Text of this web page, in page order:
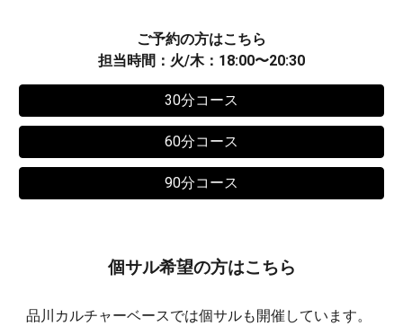
ご予約の方はこちら
担当時間：火/木：18:00〜20:30
30分コース
60分コース
90分コース
個サル希望の方はこちら
品川カルチャーベースでは個サルも開催しています。